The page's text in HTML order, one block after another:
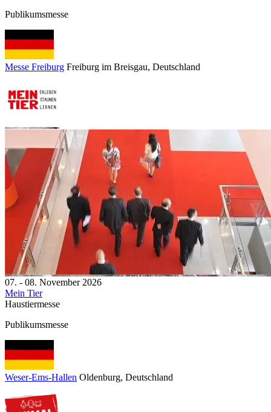
Publikumsmesse
Messe Freiburg Freiburg im Breisgau, Deutschland
07. - 08. November 2026
Mein Tier
Haustiermesse
Publikumsmesse
Weser-Ems-Hallen Oldenburg, Deutschland